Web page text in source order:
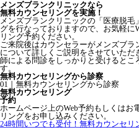
メンズブランクリニックなら
無料カウンセリングを実施！
メンズブランクリニックの「医療脱毛
グを行なっておりますので、お気軽に
リング予約ください。
ご来院後はカウンセラーがメンズブラ
について詳しくご説明をさせていただ
師による問診をしっかりと受けるとこ
す。
無料カウンセリングから診察
01｜無料カウンセリングから診察
無料カウンセリング
予約
ホームページ上のWeb予約もしくはお
リングをお申し込みください。
24時間いつでも受付！ 無料カウンセリ